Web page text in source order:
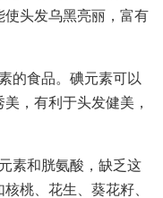
使头发乌黑亮丽，富有
的食品。碘元素可以
，有利于头发健美，
素和胱氨酸，缺乏这
桃、花生、葵花籽、